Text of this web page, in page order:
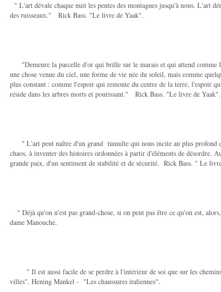
" L'art dévale chaque nuit les pentes des montagnes jusqu'à nous. L'art
des ruisseaux." Rick Bass. "Le livre de Yaak".
"Demeure la parcelle d'or qui brille sur le marais et qui attend comme
une chose venue du ciel, une forme de vie née du soleil, mais comme
plus constant : comme l'espoir qui remonte du centre de la terre, l'espoir
réside dans les arbres morts et pourissant." Rick Bass. "Le livre de Yaak".
" L'art peut naître d'un grand tumulte qui nous incite au plus profond
chaos, à inventer des histoires ordonnées à partir d'éléments de désordre.
grande paix, d'un sentiment de stabilité et de sécurité. Rick Bass. " Le
" Déjà qu'on n'est pas grand-chose, si on peut pas être ce qu'on est,
dame Manouche.
" Il est aussi facile de se perdre à l'intérieur de soi que sur les chemins
villes". Hening Mankel - "Les chaussures italiennes".